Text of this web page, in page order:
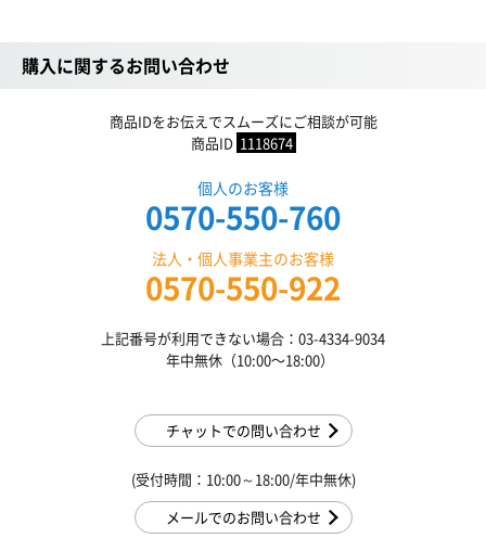
購入に関するお問い合わせ
商品IDをお伝えでスムーズにご相談が可能
商品ID 1118674
個人のお客様
0570-550-760
法人・個人事業主のお客様
0570-550-922
上記番号が利用できない場合：03-4334-9034
年中無休（10:00〜18:00）
チャットでの問い合わせ
(受付時間：10:00～18:00/年中無休)
メールでのお問い合わせ